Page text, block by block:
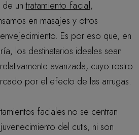
de untratamiento facial,
en masajes y otros
Es por eso que, en
los destinatarios ideales sean
avanzada, cuyo rostro
por el efecto de las arrugas.
faciales no se centran
del cutis, ni son